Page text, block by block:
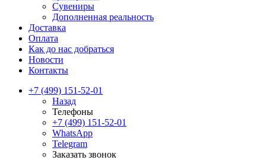
Сувениры
Дополненная реальность
Доставка
Оплата
Как до нас добраться
Новости
Контакты
+7 (499) 151-52-01
Назад
Телефоны
+7 (499) 151-52-01
WhatsApp
Telegram
Заказать звонок